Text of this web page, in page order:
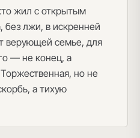
жил с открытым
без лжи, в искренней
верующей семье, для
— не конец, а
но не
а тихую